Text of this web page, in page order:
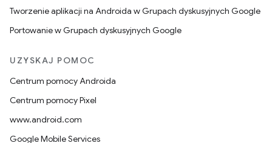
Tworzenie aplikacji na Androida w Grupach dyskusyjnych Google
Portowanie w Grupach dyskusyjnych Google
UZYSKAJ POMOC
Centrum pomocy Androida
Centrum pomocy Pixel
www.android.com
Google Mobile Services